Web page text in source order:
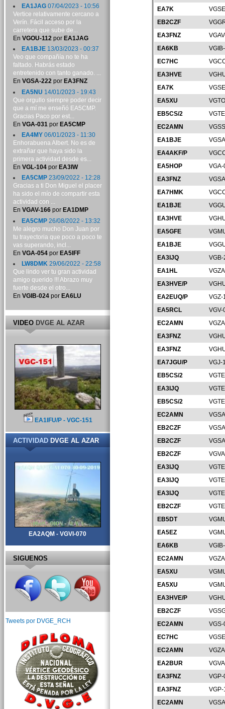
EA7K
EB2CZF
EA3FNZ
EA6KB
EC7HC
EA3HVE
EA7K
EA5XU
EB5CS/2
EC2AMN
EA1BJE
EA4AKF/P
EA5HOP
EA3FNZ
EA7HMK
EA1BJE
EA3HVE
EA5GFE
EA1BJE
EA3IJQ
EA1HL
EA3HVE/P
EA2EUQ/P
VGZ-
EA5RCL
VGV-
EC2AMN
EA3FNZ
EA3FNZ
EA7JGU/P
VGJ-
EB5CS/2
EA3IJQ
EB5CS/2
EC2AMN
EB2CZF
EB2CZF
EB2CZF
EA3IJQ
EA3IJQ
EA3IJQ
EB2CZF
EB5DT
EA5EZ
EA6KB
EC2AMN
EA5XU
EA5XU
EA3HVE/P
EB2CZF
EC2AMN
VGS-
EC7HC
EC2AMN
EA2BUR
EA3FNZ
EA3FNZ
EC2AMN
EA1JAG07/04/2023 - 10:56
Vertice relativamente cercano a
Verín. Fácil acceso por la
carretera que sube de...
En VGOU-112por EA1JAG
EA1BJE13/03/2023 - 00:37
Veo que compañía no te ha
faltado. Habrás estado
entretenido con tanto ganado. ...
En VGSA-222por EA3FNZ
EA5NU 14/01/2023 - 19:43
Que orgullo siempre poder decir
que a mí me enseñó EA5CMP.
Gracias Paco por est...
En VGA-031 por EA5CMP
EA4MY06/01/2023 - 11:30
Enhorabuena Albert. No es de
extrañar que haya sido la
primera actividad desde es...
En VGL-104por EA3IW
EA5CMP23/09/2022 - 12:28
Gracias a ti Don Miguel el placer
ha sido el mío de compartir esta
actividad con ...
En VGAV-166por EA1DMP
EA5CMP26/08/2022 - 13:32
Me alegro mucho Don Juan por
tu trayectoria que poco a poco te
vas superando, incl...
En VGA-054por EA5IFF
LW8DMK29/06/2022 - 22:58
Que lindo ver tu gran actividad
amigo querido !!! Abrazo muy
fuerte desde el otro...
En VGIB-024por EA6LU
VIDEODVGE AL AZAR
EA1IFU/P - VGC-151
ACTIVIDADDVGE AL AZAR
EA2AQM - VGVI-070
SIGUENOS
Tweets por DVGE_RCH